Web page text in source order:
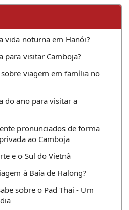
vida noturna em Hanói?
para visitar Camboja?
viagem em família no
do ano para visitar a
pronunciados de forma
ao Camboja
e o Sul do Vietnã
à Baía de Halong?
sobre o Pad Thai - Um